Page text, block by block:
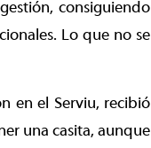
consiguiendo
Lo que no se
en el Serviu, recibió
una casita, aunque